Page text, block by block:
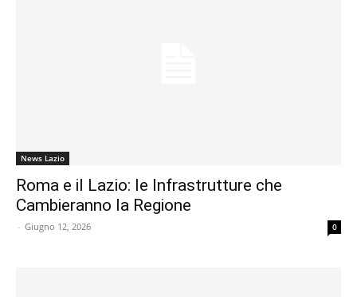
News Lazio
Roma e il Lazio: le Infrastrutture che
Cambieranno la Regione
- Giugno 12, 2026 0